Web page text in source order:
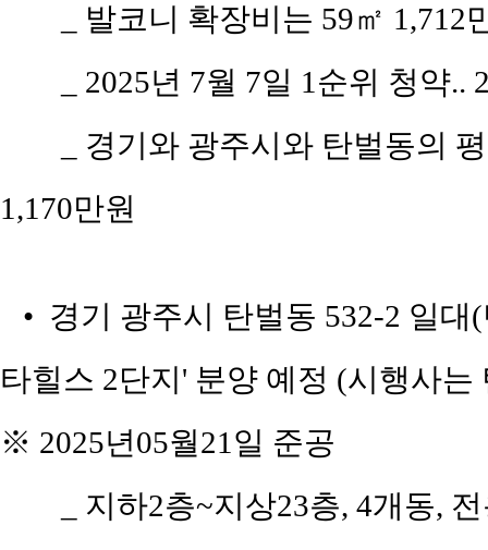
_ 발코니 확장비는 59㎡ 1,712
_ 2025년 7월 7일 1순위 청약
_ 경기와 광주시와 탄벌동의
1,170만원
• 경기 광주시 탄벌동 532-2 일
타힐스 2단지' 분양 예정 (시행사
※ 2025년05월21일 준공
_ 지하2층~지상23층, 4개동,